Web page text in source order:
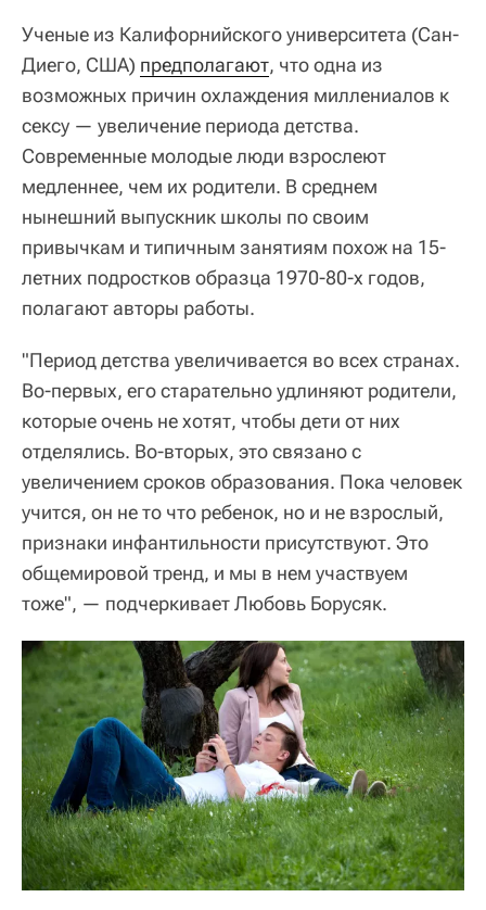
Ученые из Калифорнийского университета (Сан-
Диего, США) предполагают, что одна из
возможных причин охлаждения миллениалов к
сексу — увеличение периода детства.
Современные молодые люди взрослеют
медленнее, чем их родители. В среднем
нынешний выпускник школы по своим
привычкам и типичным занятиям похож на 15-
летних подростков образца 1970-80-х годов,
полагают авторы работы.
"Период детства увеличивается во всех странах.
Во-первых, его старательно удлиняют родители,
которые очень не хотят, чтобы дети от них
отделялись. Во-вторых, это связано с
увеличением сроков образования. Пока человек
учится, он не то что ребенок, но и не взрослый,
признаки инфантильности присутствуют. Это
общемировой тренд, и мы в нем участвуем
тоже", — подчеркивает Любовь Борусяк.